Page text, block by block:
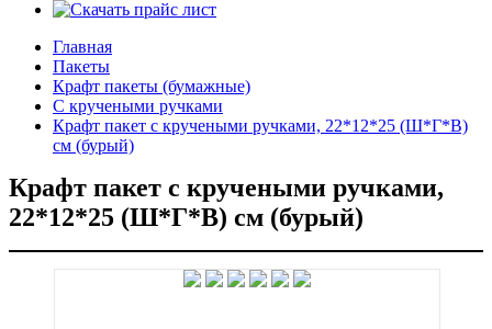
Главная
Пакеты
Крафт пакеты (бумажные)
С кручеными ручками
Крафт пакет с кручеными ручками, 22*12*25 (Ш*Г*В)
см (бурый)
Крафт пакет с кручеными ручками,
22*12*25 (Ш*Г*В) см (бурый)